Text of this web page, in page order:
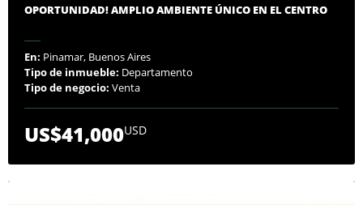
OPORTUNIDAD! AMPLIO AMBIENTE ÚNICO EN EL CENTRO
En: Pinamar, Buenos Aires
Tipo de inmueble: Departamento
Tipo de negocio: Venta
US$41,000USD